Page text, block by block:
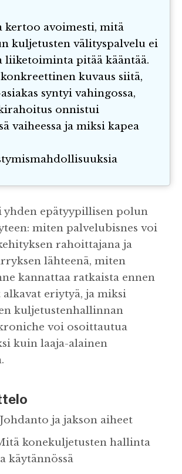
avoimesti, mitä
kuljetusten välityspalvelu ei
liiketoiminta pitää kääntää.
kuvaus siitä,
syntyi vahingossa,
onnistui
vaiheessa ja miksi kapea
yhden epätyypillisen polun
miten palvelubisnes voi
rahoittajana ja
lähteenä, miten
kannattaa ratkaista ennen
eriytyä, ja miksi
kuljetustenhallinnan
voi osoittautua
kuin laaja-alainen
Johdanto ja jakson aiheet
konekuljetusten hallinta
käytännössä